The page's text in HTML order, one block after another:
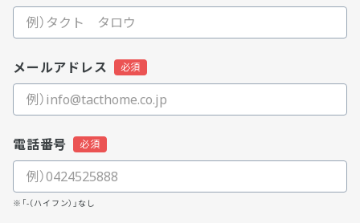
メールアドレス
電話番号
※「-（ハイフン）」なし